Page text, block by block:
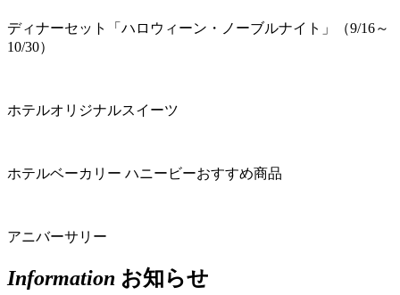
ディナーセット「ハロウィーン・ノーブルナイト」（9/16～
10/30）
ホテルオリジナルスイーツ
ホテルベーカリー ハニービーおすすめ商品
アニバーサリー
Information お知らせ